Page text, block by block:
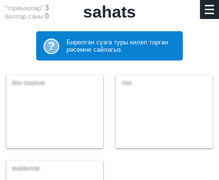
“тормышлар” 3
баллар саны 0 sahats
?
Бирелгән сүзгә туры килеп торган
рәсемне сайлагыз.
боз сөңгесе тал
кырмыска